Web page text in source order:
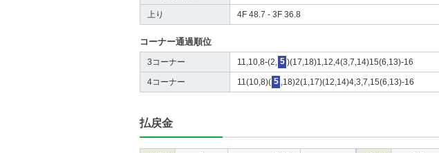
上り 4F 48.7 - 3F 36.8
コーナー通過順位
3コーナー 11,10,8-(2, 5 )(17,18)1,12,4(3,7,14)15(6,13)-16
4コーナー 11(10,8)( 5 ,18)2(1,17)(12,14)4,3,7,15(6,13)-16
払戻金